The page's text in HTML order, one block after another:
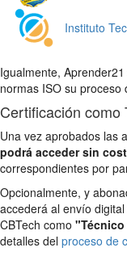
Instituto
Igualmente,
normas ISO su proceso
Certificación como
Una vez aprobados las
podrá acceder sin
correspondientes por
Opcionalmente, y
accederá al envío
CBTech como
detalles del proceso de